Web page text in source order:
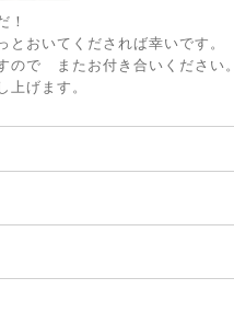
！
おいてくだされば幸いです。
ので またお付き合いください。
上げます。